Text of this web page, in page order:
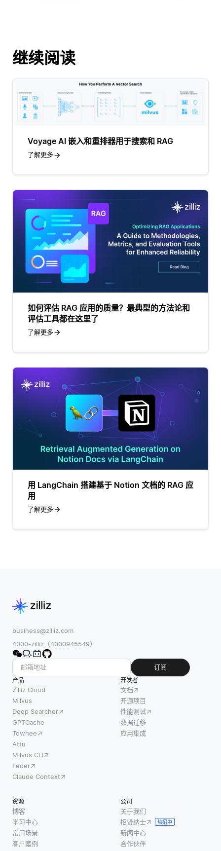
继续阅读
Voyage AI 嵌入和重排器用于搜索和 RAG
了解更多
如何评估 RAG 应用的质量？最典型的方法论和
评估工具都在这里了
了解更多
用 LangChain 搭建基于 Notion 文档的 RAG 应
用
了解更多
business@zilliz.com
4000-zilliz（4000945549）
订阅
产品
Zilliz Cloud
Milvus
Deep Searcher
GPTCache
Towhee
Attu
Milvus CLI
Feder
Claude Context
开发者
文档
开源项目
性能测试
数据迁移
应用集成
资源
博客
学习中心
常用场景
客户案例
公司
关于我们
招贤纳士
热招中
新闻中心
合作伙伴